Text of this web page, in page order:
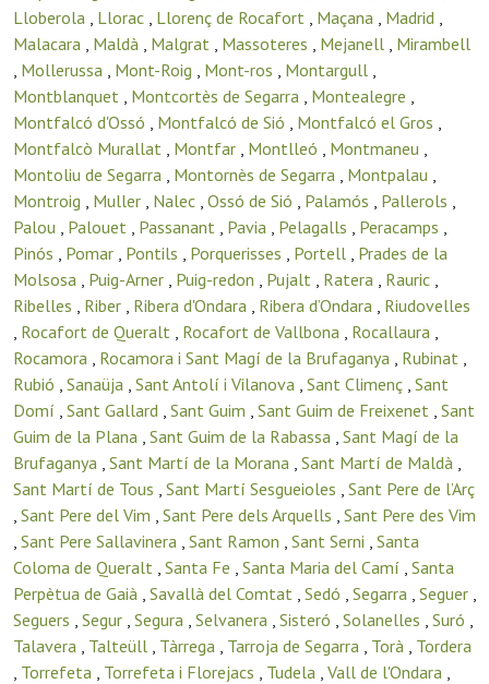
Lloberola , Llorac , Llorenç de Rocafort , Maçana , Madrid ,
Malacara , Maldà , Malgrat , Massoteres , Mejanell , Mirambell
, Mollerussa , Mont-Roig , Mont-ros , Montargull ,
Montblanquet , Montcortès de Segarra , Montealegre ,
Montfalcó d'Ossó , Montfalcó de Sió , Montfalcó el Gros ,
Montfalcò Murallat , Montfar , Montlleó , Montmaneu ,
Montoliu de Segarra , Montornès de Segarra , Montpalau ,
Montroig , Muller , Nalec , Ossó de Sió , Palamós , Pallerols ,
Palou , Palouet , Passanant , Pavia , Pelagalls , Peracamps ,
Pinós , Pomar , Pontils , Porquerisses , Portell , Prades de la
Molsosa , Puig-Arner , Puig-redon , Pujalt , Ratera , Rauric ,
Ribelles , Riber , Ribera d'Ondara , Ribera d’Ondara , Riudovelles
, Rocafort de Queralt , Rocafort de Vallbona , Rocallaura ,
Rocamora , Rocamora i Sant Magí de la Brufaganya , Rubinat ,
Rubió , Sanaüja , Sant Antolí i Vilanova , Sant Climenç , Sant
Domí , Sant Gallard , Sant Guim , Sant Guim de Freixenet , Sant
Guim de la Plana , Sant Guim de la Rabassa , Sant Magí de la
Brufaganya , Sant Martí de la Morana , Sant Martí de Maldà ,
Sant Martí de Tous , Sant Martí Sesgueioles , Sant Pere de l’Arç
, Sant Pere del Vim , Sant Pere dels Arquells , Sant Pere des Vim
, Sant Pere Sallavinera , Sant Ramon , Sant Serni , Santa
Coloma de Queralt , Santa Fe , Santa Maria del Camí , Santa
Perpètua de Gaià , Savallà del Comtat , Sedó , Segarra , Seguer ,
Seguers , Segur , Segura , Selvanera , Sisteró , Solanelles , Suró ,
Talavera , Talteüll , Tàrrega , Tarroja de Segarra , Torà , Tordera
, Torrefeta , Torrefeta i Florejacs , Tudela , Vall de l'Ondara ,